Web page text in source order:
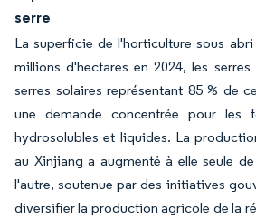
serre
La superficie de l'horticulture sous
millions d'hectares en 2024, les
serres solaires représentant 85 % de
une demande concentrée pour les
hydrosolubles et liquides. La
au Xinjiang a augmenté à elle seule
l'autre, soutenue par des initiatives
diversifier la production agricole de la